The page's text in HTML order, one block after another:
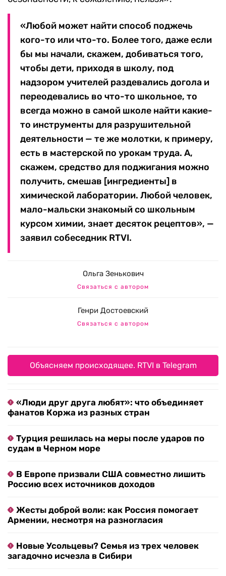
«Любой может найти способ поджечь
кого-то или что-то. Более того, даже если
бы мы начали, скажем, добиваться того,
чтобы дети, приходя в школу, под
надзором учителей раздевались догола и
переодевались во что-то школьное, то
всегда можно в самой школе найти какие-
то инструменты для разрушительной
деятельности — те же молотки, к примеру,
есть в мастерской по урокам труда. А,
скажем, средство для поджигания можно
получить, смешав [ингредиенты] в
химической лаборатории. Любой человек,
мало-мальски знакомый со школьным
курсом химии, знает десяток рецептов», —
заявил собеседник RTVI.
Ольга Зенькович
Связаться с автором
Генри Достоевский
Связаться с автором
Объясняем происходящее. RTVI в Telegram
«Люди друг друга любят»: что объединяет
фанатов Коржа из разных стран
Турция решилась на меры после ударов по
судам в Черном море
В Европе призвали США совместно лишить
Россию всех источников доходов
Жесты доброй воли: как Россия помогает
Армении, несмотря на разногласия
Новые Усольцевы? Семья из трех человек
загадочно исчезла в Сибири